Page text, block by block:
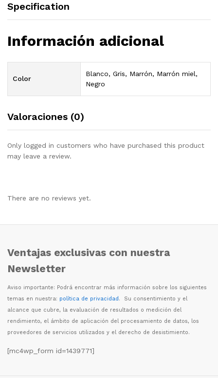
Specification
Información adicional
Color
Blanco, Gris, Marrón, Marrón miel,
Negro
Valoraciones (0)
Only logged in customers who have purchased this product
may leave a review.
There are no reviews yet.
Ventajas exclusivas con nuestra
Newsletter
Aviso importante: Podrá encontrar más información sobre los siguientes
temas en nuestra: política de privacidad. Su consentimiento y el
alcance que cubre, la evaluación de resultados o medición del
rendimiento, el ámbito de aplicación del procesamiento de datos, los
proveedores de servicios utilizados y el derecho de desistimiento.
[mc4wp_form id=1439771]